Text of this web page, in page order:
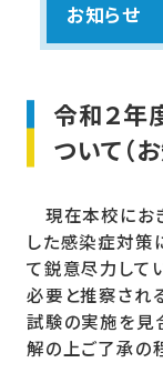
お知らせ
令和２
ついて（
現在本校にお
した感染症対策
て鋭意尽力して
必要と推察され
試験の実施を見
解の上ご了承の